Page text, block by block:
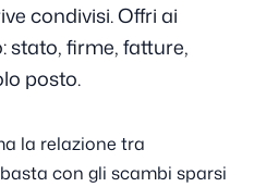
condivisi. Offri ai
stato, firme, fatture,
posto.
la relazione tra
con gli scambi sparsi